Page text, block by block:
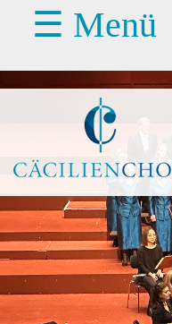
☰ Menü